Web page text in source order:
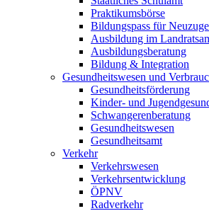
Praktikumsbörse
Bildungspass für
Ausbildung im
Ausbildungsberatung
Bildung & Integration
Gesundheitswesen und
Gesundheitsförderung
Kinder- und
Schwangerenberatung
Gesundheitswesen
Gesundheitsamt
Verkehr
Verkehrswesen
Verkehrsentwicklung
ÖPNV
Radverkehr